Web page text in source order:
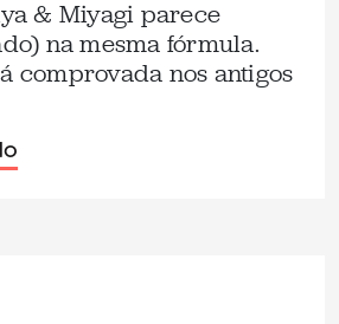
& Miyagi parece
na mesma fórmula.
comprovada nos antigos